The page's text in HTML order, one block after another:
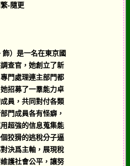
-隨更
）是一名在東京國
查官，她創立了新
門處理連主部門都
招募了一羣能力卓
員，共同對付各類
門成員各有怪癖，
超強的信息蒐集能
狡猾的逃稅分子逼
決爲主軸，展現稅
護社會公平，讓努